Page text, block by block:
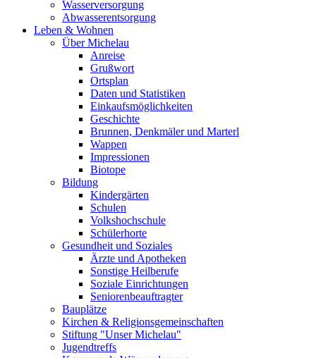
Wasserversorgung
Abwasserentsorgung
Leben & Wohnen
Über Michelau
Anreise
Grußwort
Ortsplan
Daten und Statistiken
Einkaufsmöglichkeiten
Geschichte
Brunnen, Denkmäler und Marterl
Wappen
Impressionen
Biotope
Bildung
Kindergärten
Schulen
Volkshochschule
Schülerhorte
Gesundheit und Soziales
Ärzte und Apotheken
Sonstige Heilberufe
Soziale Einrichtungen
Seniorenbeauftragter
Bauplätze
Kirchen & Religionsgemeinschaften
Stiftung "Unser Michelau"
Jugendtreffs